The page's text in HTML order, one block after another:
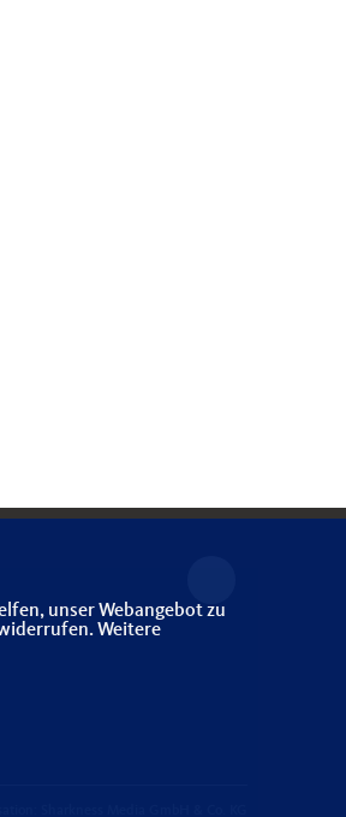
unser Webangebot zu
Weitere